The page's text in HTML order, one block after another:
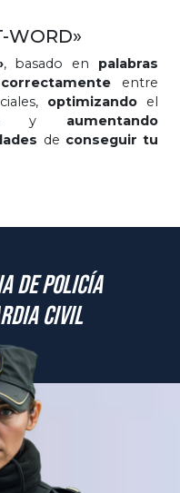
WORD»
, basado en palabras
entre
optimizando el
y aumentando
de conseguir tu
de Policía
Civil